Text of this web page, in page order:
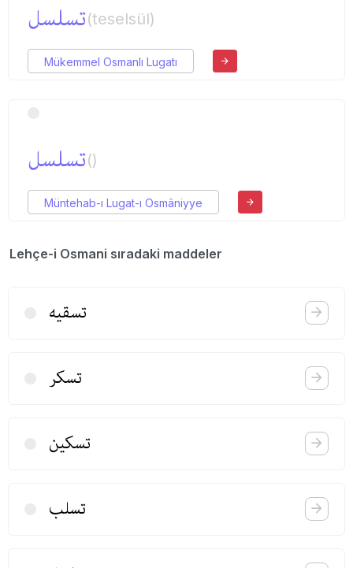
تسلسل(teselsül)
Mükemmel Osmanlı Lugatı
تسلسل()
Müntehab-ı Lugat-ı Osmâniyye
Lehçe-i Osmani sıradaki maddeler
تسقیه
تسكر
تسكین
تسلب